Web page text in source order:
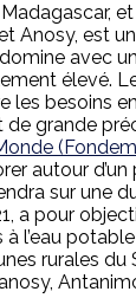
Madagascar,
Anosy, est
avec
élevé.
les besoins
de grande
autour
sur une
a pour
à l’eau
rurales du